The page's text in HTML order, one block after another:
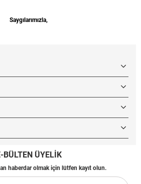
Saygılarımızla,
BÜLTEN ÜYELİK
haberdar olmak için lütfen kayıt olun.